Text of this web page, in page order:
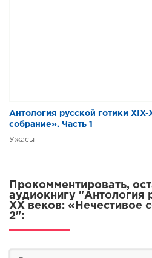
Антология русской готики
собрание». Часть 1
Ужасы
Прокомментировать,
аудиокнигу "Антология
XX веков: «Нечестивое
2":